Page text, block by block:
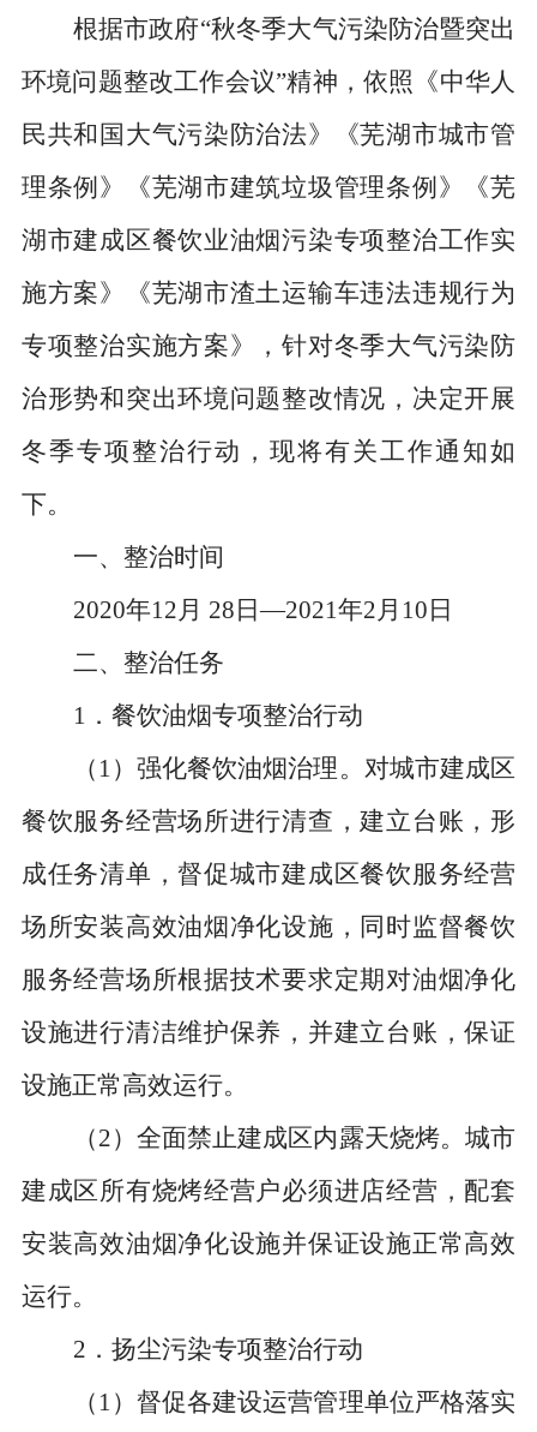
根据市政府“秋冬季大气污染防治暨突出
环境问题整改工作会议”精神，依照《中华人
民共和国大气污染防治法》《芜湖市城市管
理条例》《芜湖市建筑垃圾管理条例》《芜
湖市建成区餐饮业油烟污染专项整治工作实
施方案》《芜湖市渣土运输车违法违规行为
专项整治实施方案》，针对冬季大气污染防
治形势和突出环境问题整改情况，决定开展
冬季专项整治行动，现将有关工作通知如
下。
一、整治时间
2020年12月 28 日—2021年2月 10 日
二、整治任务
1 ．餐饮油烟专项整治行动
（ 1）强化餐饮油烟治理。对城市建成区
餐饮服务经营场所进行清查，建立台账，形
成任务清单，督促城市建成区餐饮服务经营
场所安装高效油烟净化设施，同时监督餐饮
服务经营场所根据技术要求定期对油烟净化
设施进行清洁维护保养，并建立台账，保证
设施正常高效运行。
（2）全面禁止建成区内露天烧烤。城市
建成区所有烧烤经营户必须进店经营，配套
安装高效油烟净化设施并保证设施正常高效
运行。
2 ．扬尘污染专项整治行动
（ 1）督促各建设运营管理单位严格落实